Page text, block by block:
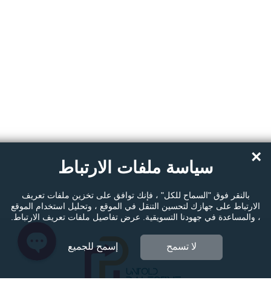
سياسة ملفات الارتباط
بالنقر فوق "السماح للكل" ، فإنك توافق على تخزين ملفات تعريف
الارتباط على جهازك لتحسين التنقل في الموقع ، وتحليل استخدام الموقع
، والمساعدة في جهودنا التسويقية. عرض تفاصيل ملفات تعريف الارتباط.
لا تسمح إسمح للجميع
×
Facebook Messenger